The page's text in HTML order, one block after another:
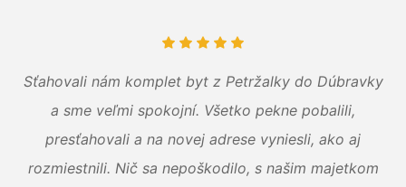
Sťahovali nám komplet byt z Petržalky do Dúbravky
a sme veľmi spokojní. Všetko pekne pobalili,
presťahovali a na novej adrese vyniesli, ako aj
rozmiestnili. Nič sa nepoškodilo, s našim majetkom